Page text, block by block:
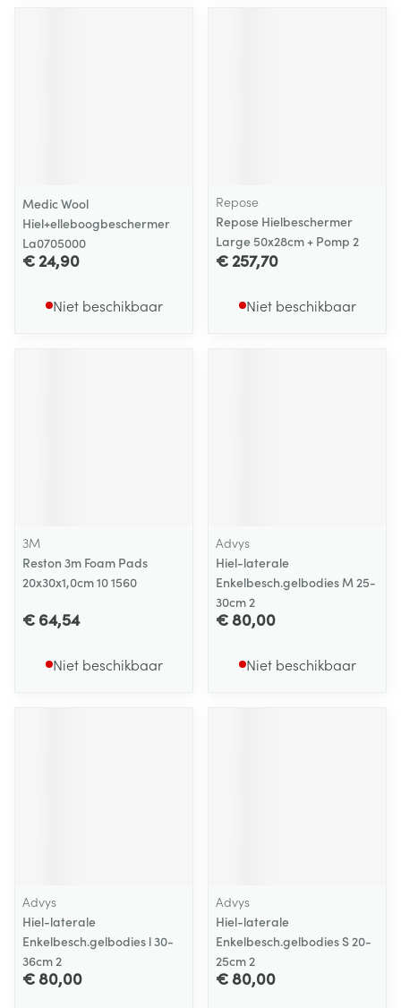
Medic Wool
Hiel+elleboogbeschermer
La0705000
€ 24,90
Niet beschikbaar
Repose
Repose Hielbeschermer
Large 50x28cm + Pomp 2
€ 257,70
Niet beschikbaar
3M
Reston 3m Foam Pads
20x30x1,0cm 10 1560
€ 64,54
Niet beschikbaar
Advys
Hiel-laterale
Enkelbesch.gelbodies M 25-
30cm 2
€ 80,00
Niet beschikbaar
Advys
Hiel-laterale
Enkelbesch.gelbodies l 30-
36cm 2
€ 80,00
Advys
Hiel-laterale
Enkelbesch.gelbodies S 20-
25cm 2
€ 80,00